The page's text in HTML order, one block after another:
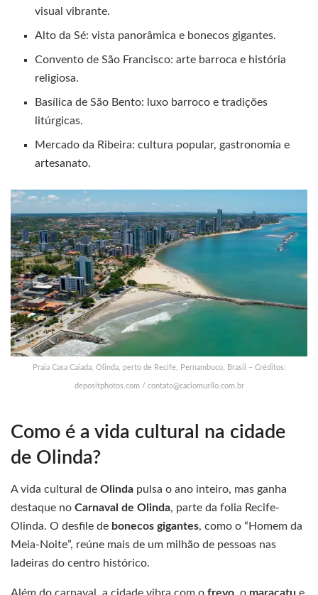
visual vibrante.
Alto da Sé: vista panorâmica e bonecos gigantes.
Convento de São Francisco: arte barroca e história
religiosa.
Basílica de São Bento: luxo barroco e tradições
litúrgicas.
Mercado da Ribeira: cultura popular, gastronomia e
artesanato.
Praia Casa Caiada, Olinda, perto de Recife, Pernambuco, Brasil – Créditos:
depositphotos.com / contato@caciomurilo.com.br
Como é a vida cultural na cidade
de Olinda?
A vida cultural de Olinda pulsa o ano inteiro, mas ganha
destaque no Carnaval de Olinda, parte da folia Recife-
Olinda. O desfile de bonecos gigantes, como o “Homem da
Meia-Noite”, reúne mais de um milhão de pessoas nas
ladeiras do centro histórico.